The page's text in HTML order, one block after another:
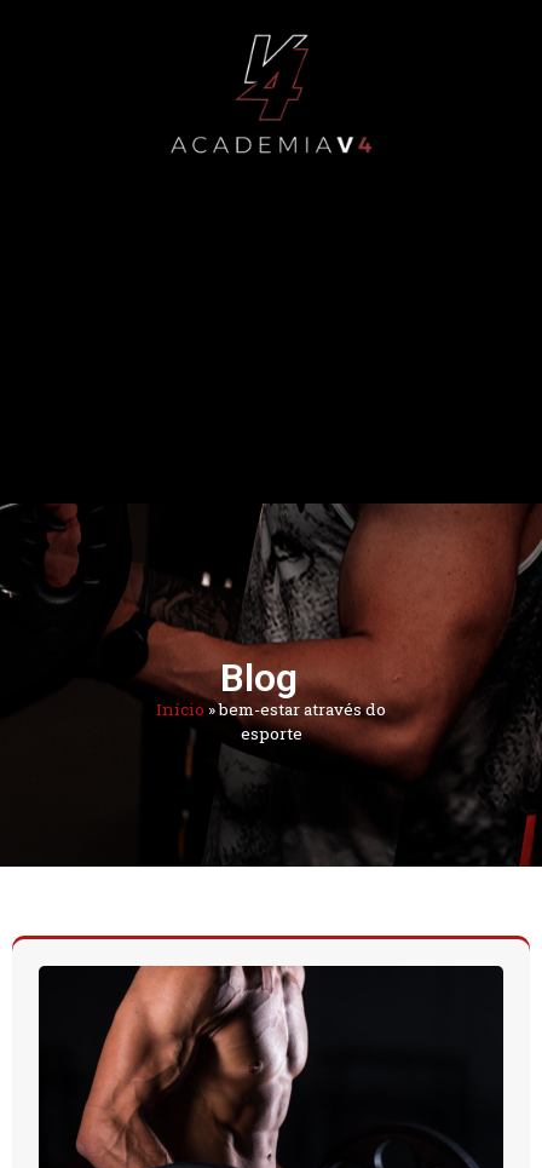
Blog
Início »bem-estar através do
esporte